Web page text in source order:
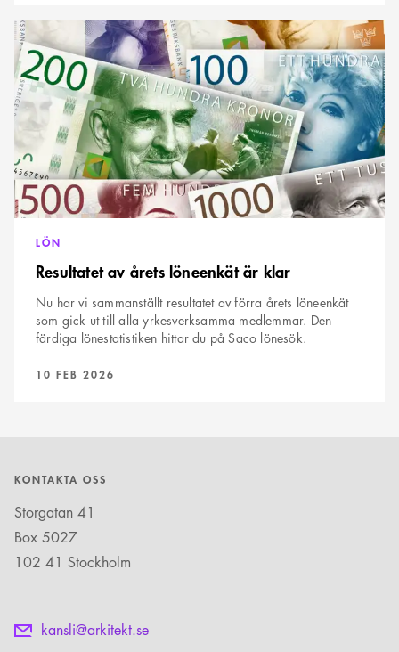
Resultatet
av
årets
löneenkät
är
klar
LÖN
Resultatet av årets löneenkät är klar
Nu har vi sammanställt resultatet av förra årets löneenkät
som gick ut till alla yrkesverksamma medlemmar. Den
färdiga lönestatistiken hittar du på Saco lönesök.
PUBLICERAD:
10 FEB 2026
KONTAKTA OSS
Storgatan 41
Box 5027
102 41 Stockholm
kansli@arkitekt.se